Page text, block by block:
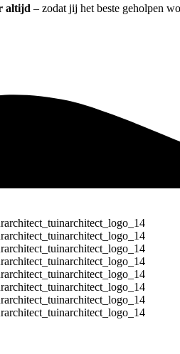
altijd – zodat jij het beste geholpen